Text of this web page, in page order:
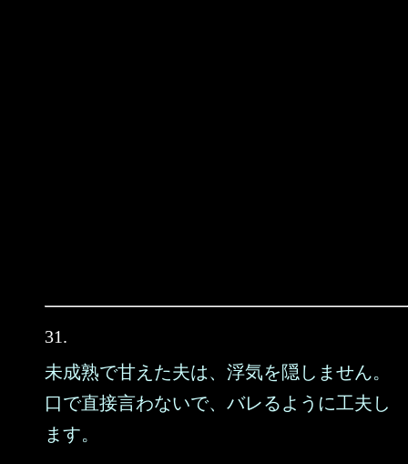
31.
未成熟で甘えた夫は、浮気を隠しません。
口で直接言わないで、バレるように工夫し
ます。